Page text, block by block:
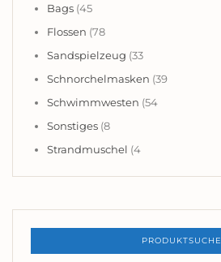
Bags (45
Flossen (78
Sandspielzeug (33
Schnorchelmasken (39
Schwimmwesten (54
Sonstiges (8
Strandmuschel (4
PRODUKTSUCHE